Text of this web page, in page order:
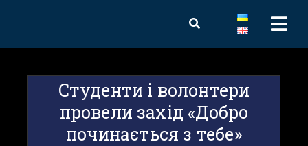
Студенти і волонтери
провели захід «Добро
починається з тебе»